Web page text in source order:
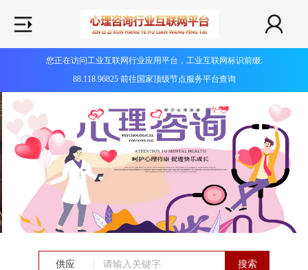
您正在访问工业互联网行业应用平台，工业互联网标识前缀:
88.118.96825 前往国家顶级节点服务平台查询
供应 搜索